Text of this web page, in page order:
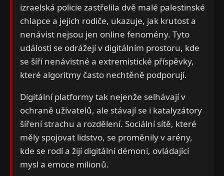
izraelská policie zastřelila dvě malé palestinské
chlapce a jejich rodiče, ukazuje, jak krutost a
nenávist nejsou jen online fenomény. Tyto
události se odrážejí v digitálním prostoru, kde
se šíří nenávistné a extremistické příspěvky,
které algoritmy často nechtěně podporují.
Digitální platformy tak nejenže selhávají v
ochraně uživatelů, ale stávají se i katalyzátory
šíření strachu a rozdělení. Sociální sítě, které
měly spojovat lidstvo, se proměnily v arény,
kde se rodí a žijí digitální démoni, ovládající
mysl a emoce milionů.